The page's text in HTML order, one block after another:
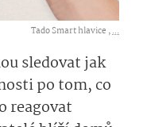
Tado Smart hlavice ,...
sledovat jak
po tom, co
reagovat